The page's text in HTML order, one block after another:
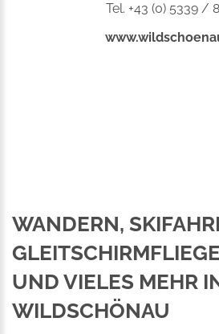
Tel. +43 (0) 5339 /
WANDERN,
UND VIELES MEHR
WILDSCHÖNAU